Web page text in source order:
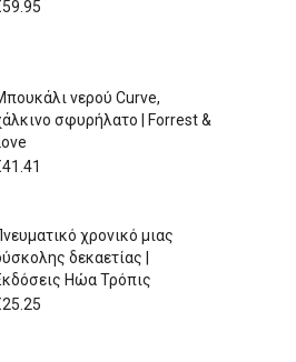
59.95
νερού Curve,
σφυρήλατο | Forrest &
41.41
χρονικό μιας
δεκαετίας |
Ηώα Τρόπις
25.25